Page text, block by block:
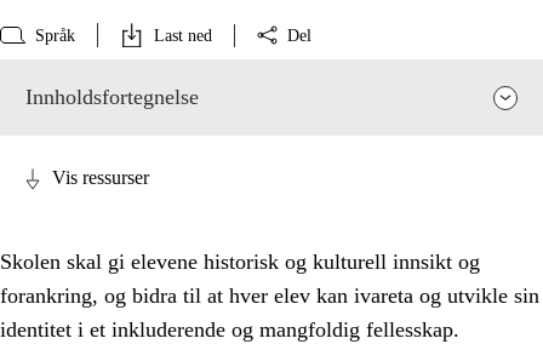
Språk Last ned Del
Innholdsfortegnelse
Vis ressurser
Skolen skal gi elevene historisk og kulturell innsikt og
forankring, og bidra til at hver elev kan ivareta og utvikle sin
identitet i et inkluderende og mangfoldig fellesskap.